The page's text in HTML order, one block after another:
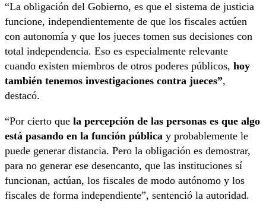
“La obligación del Gobierno, es que el sistema de justicia
funcione, independientemente de que los fiscales actúen
con autonomía y que los jueces tomen sus decisiones con
total independencia. Eso es especialmente relevante
cuando existen miembros de otros poderes públicos, hoy
también tenemos investigaciones contra jueces”,
destacó.
“Por cierto que la percepción de las personas es que algo
está pasando en la función pública y probablemente le
puede generar distancia. Pero la obligación es demostrar,
para no generar ese desencanto, que las instituciones sí
funcionan, actúan, los fiscales de modo autónomo y los
fiscales de forma independiente”, sentenció la autoridad.